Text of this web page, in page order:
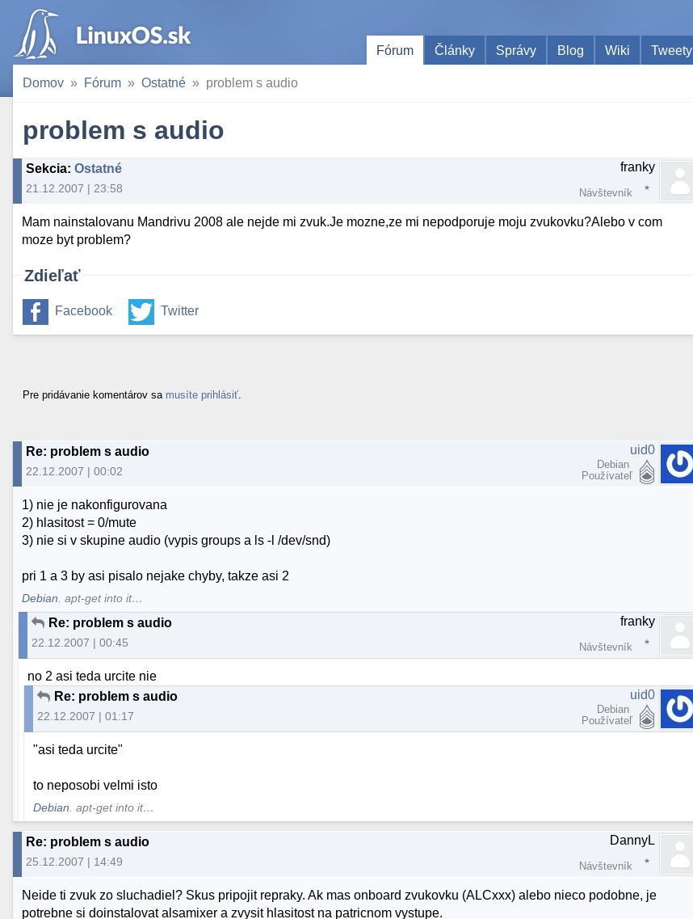
Fórum
Články Správy Blog Wiki Tweety
Domov Fórum Ostatné problem s audio
problem s audio
Sekcia: Ostatné
21.12.2007 | 23:58
franky
Návštevník
Mam nainstalovanu Mandrivu 2008 ale nejde mi zvuk.Je mozne,ze mi nepodporuje moju zvukovku?Alebo v com
moze byt problem?
Zdieľať
Facebook Twitter
Pre pridávanie komentárov sa musíte prihlásiť
Re: problem s audio
22.12.2007 | 00:02
uid0
Debian
Používateľ
1) nie je nakonfigurovana
2) hlasitost = 0/mute
3) nie si v skupine audio (vypis groups a ls -l /dev/snd)
pri 1 a 3 by asi pisalo nejake chyby, takze asi 2
Debian . apt-get into it…
Re: problem s audio
22.12.2007 | 00:45
franky
Návštevník
no 2 asi teda urcite nie
Re: problem s audio
22.12.2007 | 01:17
uid0
Debian
Používateľ
"asi teda urcite"
to neposobi velmi isto
Debian . apt-get into it…
Re: problem s audio
25.12.2007 | 14:49
DannyL
Návštevník
Neide ti zvuk zo sluchadiel? Skus pripojit repraky. Ak mas onboard zvukovku (ALCxxx) alebo nieco podobne, je
potrebne si doinstalovat alsamixer a zvysit hlasitost na patricnom vystupe.